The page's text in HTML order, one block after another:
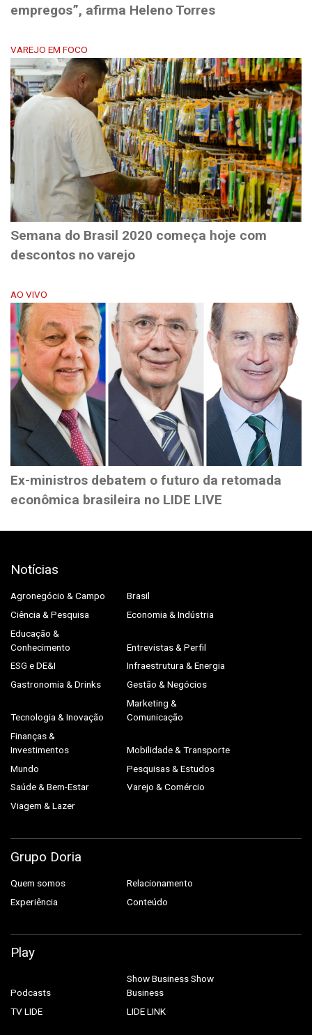
empregos”, afirma Heleno Torres
VAREJO EM FOCO
Semana do Brasil 2020 começa hoje com
descontos no varejo
AO VIVO
Ex-ministros debatem o futuro da retomada
econômica brasileira no LIDE LIVE
Notícias
Agronegócio & Campo
Brasil
Ciência & Pesquisa
Economia & Indústria
Educação &
Conhecimento
Entrevistas & Perfil
ESG e DE&I
Infraestrutura & Energia
Gastronomia & Drinks
Gestão & Negócios
Tecnologia & Inovação
Marketing &
Comunicação
Finanças &
Investimentos
Mobilidade & Transporte
Mundo
Pesquisas & Estudos
Saúde & Bem-Estar
Varejo & Comércio
Viagem & Lazer
Grupo Doria
Quem somos
Relacionamento
Experiência
Conteúdo
Play
Podcasts
Show BusinessShow
Business
TV LIDE
LIDE LINK